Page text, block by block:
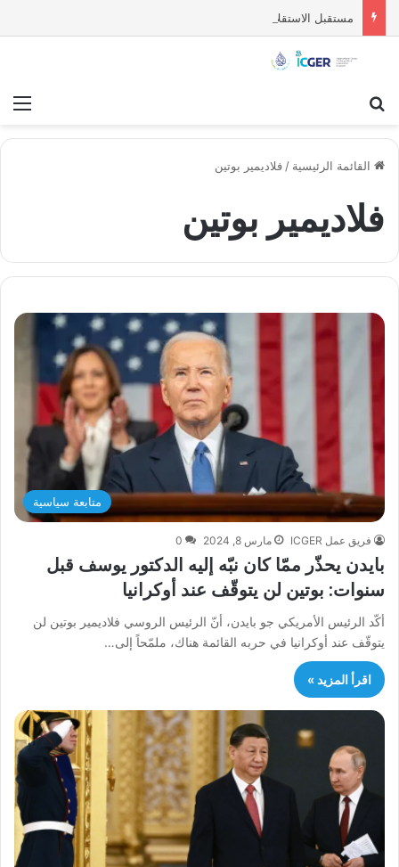
مستقبل الاستقلال السياسي للسويداء : قراءة تحليلية
القائمة الرئيسية / فلاديمير بوتين
فلاديمير بوتين
متابعة سياسية
فريق عمل ICGER مارس 8, 2024 0
بايدن يحذّر ممّا كان نبّه إليه الدكتور يوسف قبل
سنوات: بوتين لن يتوقّف عند أوكرانيا
أكّد الرئيس الأمريكي جو بايدن، أنّ الرئيس الروسي فلاديمير بوتين لن
يتوقّف عند أوكرانيا في حربه القائمة هناك، ملمّحاً إلى…
اقرأ المزيد »